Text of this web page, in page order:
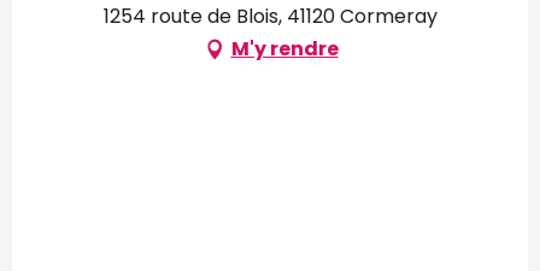
1254 route de Blois, 41120 Cormeray
M'y rendre